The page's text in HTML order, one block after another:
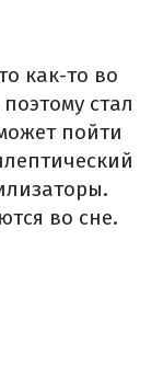
как-то во
стал
пойти
во сне.